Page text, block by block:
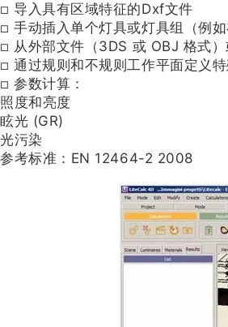
□ 导入具有区域特征的Dxf文件
□ 手动插入单个灯具或灯具组（例如
□ 从外部文件（3DS 或 OBJ 格式
□ 通过规则和不规则工作平面定义
□ 参数计算：
照度和亮度
眩光 (GR)
光污染
参考标准：EN 12464-2 2008